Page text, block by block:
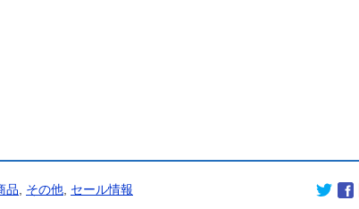
身がこちら！！！【いともものminiナル・いともも厳選‼︎沖縄旅
て呼ばれたい
結婚を発表！！！
品 その他 セール情報